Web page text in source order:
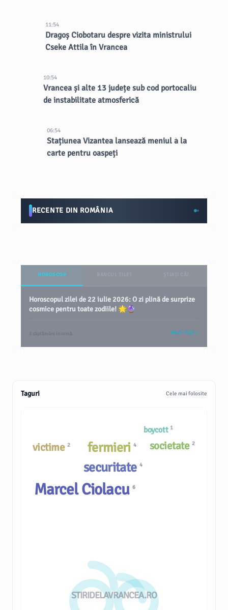
11:54
Dragoș Ciobotaru despre vizita ministrului
Cseke Attila în Vrancea
10:54
Vrancea și alte 13 județe sub cod portocaliu
de instabilitate atmosferică
06:54
Stațiunea Vizantea lansează meniul à la
carte pentru oaspeți
RECENTE DIN ROMÂNIA
HOROSCOP
Horoscopul zilei de 22 iulie 2026: O zi plină de surprize
cosmice pentru toate zodiile! 🌟🔮
2 săptămâni în urmă VEZI TOT
Taguri Cele mai folosite
STIRIDELAVRANCEA.RO
boycott 1
victime 2 societate 2
fermieri4
Marcel Ciolacu6
securitate 4